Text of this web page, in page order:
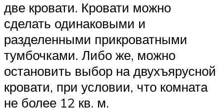
две кровати. Кровати можно
сделать одинаковыми и
разделенными прикроватными
тумбочками. Либо же, можно
остановить выбор на двухъярусной
кровати, при условии, что комната
не более 12 кв. м.